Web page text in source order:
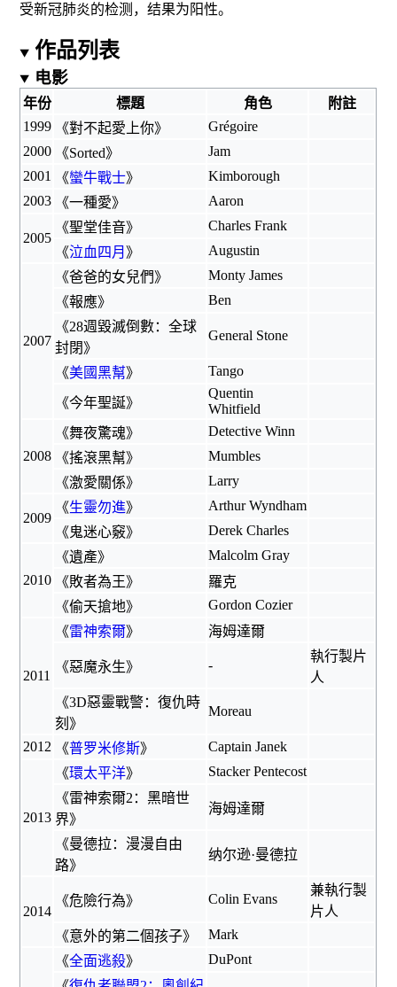
受新冠肺炎的检测，结果为阳性。
作品列表
电影
年份 標題 角色
附註
1999
《對不起愛上你》
Grégoire
2000
《Sorted》
Jam
2001
《蠻牛戰士》
Kimborough
2003
《一種愛》 Aaron
2005
《聖堂佳音》
Charles Frank
《泣血四月 》 Augustin
2007
《爸爸的女兒們》
Monty James
《報應》
Ben
《28週毀滅倒數：全球
封閉》
General Stone
《美國黑幫》 Tango
《今年聖誕》
Quentin
Whitfield
2008
《舞夜驚魂》
Detective Winn
《搖滾黑幫》
Mumbles
《激愛關係》 Larry
2009
《生靈勿進》
Arthur Wyndham
《鬼迷心竅》 Derek Charles
2010
《遺產》
Malcolm Gray
《敗者為王》
羅克
《偷天搶地》 Gordon Cozier
2011
《雷神索爾》 海姆達爾
《惡魔永生》 -
執行製片
人
《3D惡靈戰警：復仇時
刻 》
Moreau
2012 《普罗米修斯》 Captain Janek
2013
《環太平洋》
Stacker Pentecost
《雷神索爾2：黑暗世
界》
海姆達爾
《曼德拉：漫漫自由
路》
纳尔逊·曼德拉
2014
《危險行為》 Colin Evans
兼執行製
片人
《意外的第二個孩子》
Mark
《全面逃殺》
DuPont